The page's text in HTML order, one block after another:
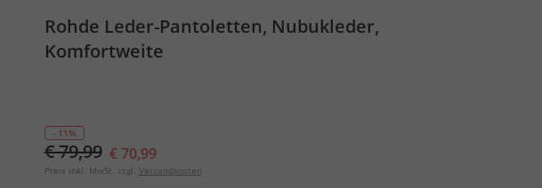
Rohde Leder-Pantoletten, Nubukleder,
Komfortweite
- 11%
€ 79,99 € 70,99
Preis inkl. MwSt. zzgl. Versandkosten